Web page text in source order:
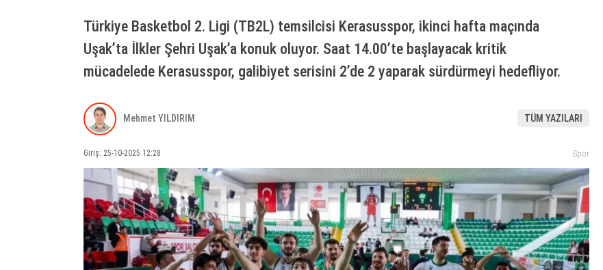
Türkiye Basketbol 2. Ligi (TB2L) temsilcisi Kerasusspor, ikinci hafta maçında
Uşak’ta İlkler Şehri Uşak’a konuk oluyor. Saat 14.00’te başlayacak kritik
mücadelede Kerasusspor, galibiyet serisini 2’de 2 yaparak sürdürmeyi hedefliyor.
Mehmet YILDIRIM TÜM YAZILARI
Giriş: 25-10-2025 12:28 Spor